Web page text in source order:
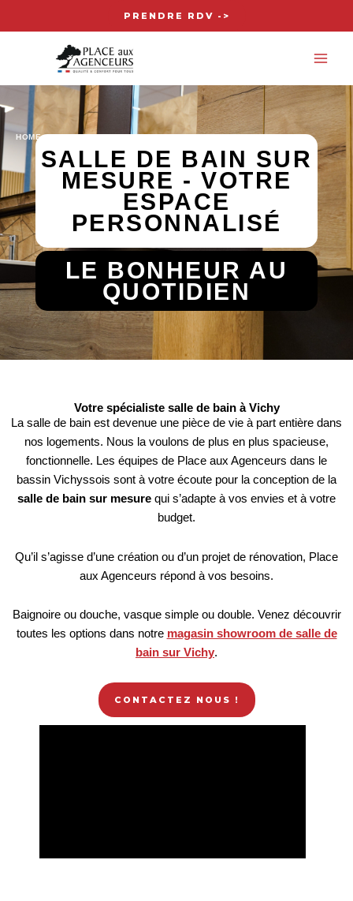
PRENDRE RDV ->
HOME-
SALLE DE BAIN SUR
MESURE - VOTRE
ESPACE
PERSONNALISÉ
LE BONHEUR AU
QUOTIDIEN
Votre spécialiste salle de bain à Vichy
La salle de bain est devenue une pièce de vie à part entière dans
nos logements. Nous la voulons de plus en plus spacieuse,
fonctionnelle. Les équipes de Place aux Agenceurs dans le
bassin Vichyssois sont à votre écoute pour la conception de la
salle de bain sur mesure qui s’adapte à vos envies et à votre
budget.
Qu’il s’agisse d’une création ou d’un projet de rénovation, Place
aux Agenceurs répond à vos besoins.
Baignoire ou douche, vasque simple ou double. Venez découvrir
toutes les options dans notre magasin showroom de salle de
bain sur Vichy.
CONTACTEZ NOUS !